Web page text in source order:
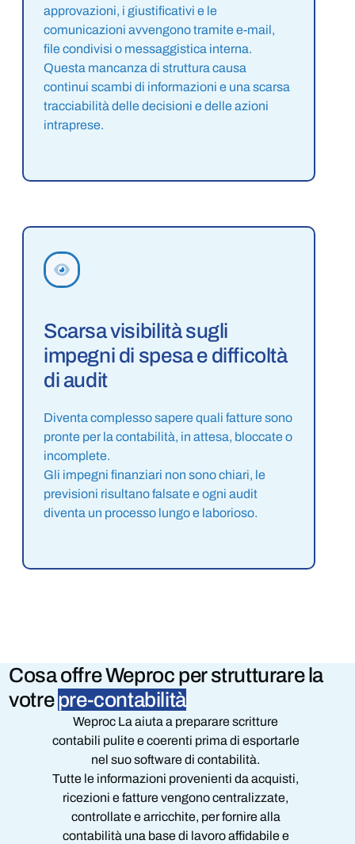
approvazioni, i giustificativi e le
comunicazioni avvengono tramite e-mail,
file condivisi o messaggistica interna.
Questa mancanza di struttura causa
continui scambi di informazioni e una scarsa
tracciabilità delle decisioni e delle azioni
intraprese.
Scarsa visibilità sugli
impegni di spesa e difficoltà
di audit
Diventa complesso sapere quali fatture sono
pronte per la contabilità, in attesa, bloccate o
incomplete.
Gli impegni finanziari non sono chiari, le
previsioni risultano falsate e ogni audit
diventa un processo lungo e laborioso.
Cosa offre Weproc perstrutturare la
votrepre-contabilità
Weproc La aiuta a preparare scritture
contabili pulite e coerenti prima di esportarle
nel suo software di contabilità.
Tutte le informazioni provenienti da acquisti,
ricezioni e fatture vengono centralizzate,
controllate e arricchite, per fornire alla
contabilità una base di lavoro affidabile e